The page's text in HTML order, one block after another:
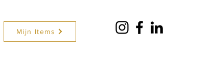
Mijn Items